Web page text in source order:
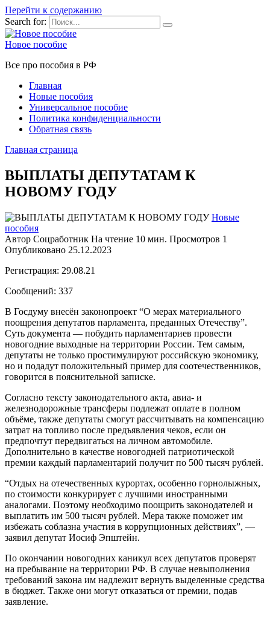
Перейти к содержанию
Search for:
Новое пособие
Все про пособия в РФ
Главная
Новые пособия
Универсальное пособие
Политика конфиденциальности
Обратная связь
Главная страница
ВЫПЛАТЫ ДЕПУТАТАМ К
НОВОМУ ГОДУ
Новые
пособия
Автор Соцработник На чтение 10 мин. Просмотров 1
Опубликовано 25.12.2023
Регистрация: 29.08.21
Сообщений: 337
В Госдуму внесён законопроект “О мерах материального
поощрения депутатов парламента, преданных Отечеству”.
Суть документа — побудить парламентариев провести
новогодние выходные на территории России. Тем самым,
депутаты не только простимулируют российскую экономику,
но и подадут положительный пример для соотечественников,
говорится в пояснительной записке.
Согласно тексту законодательного акта, авиа- и
железнодорожные трансферы подлежат оплате в полном
объёме, также депутаты смогут рассчитывать на компенсацию
затрат на топливо после предъявления чеков, если он
предпочтут передвигаться на личном автомобиле.
Дополнительно в качестве новогодней патриотической
премии каждый парламентарий получит по 500 тысяч рублей.
“Отдых на отечественных курортах, особенно горнолыжных,
по стоимости конкурирует с лучшими иностранными
аналогами. Поэтому необходимо поощрить законодателей и
выплатить им 500 тысяч рублей. Мера также поможет им
избежать соблазна участия в коррупционных действиях”, —
заявил депутат Иосиф Эпштейн.
По окончании новогодних каникул всех депутатов проверят
на пребывание на территории РФ. В случае невыполнения
требований закона им надлежит вернуть выделенные средства
в бюджет. Также они могут отказаться от премии, подав
заявление.